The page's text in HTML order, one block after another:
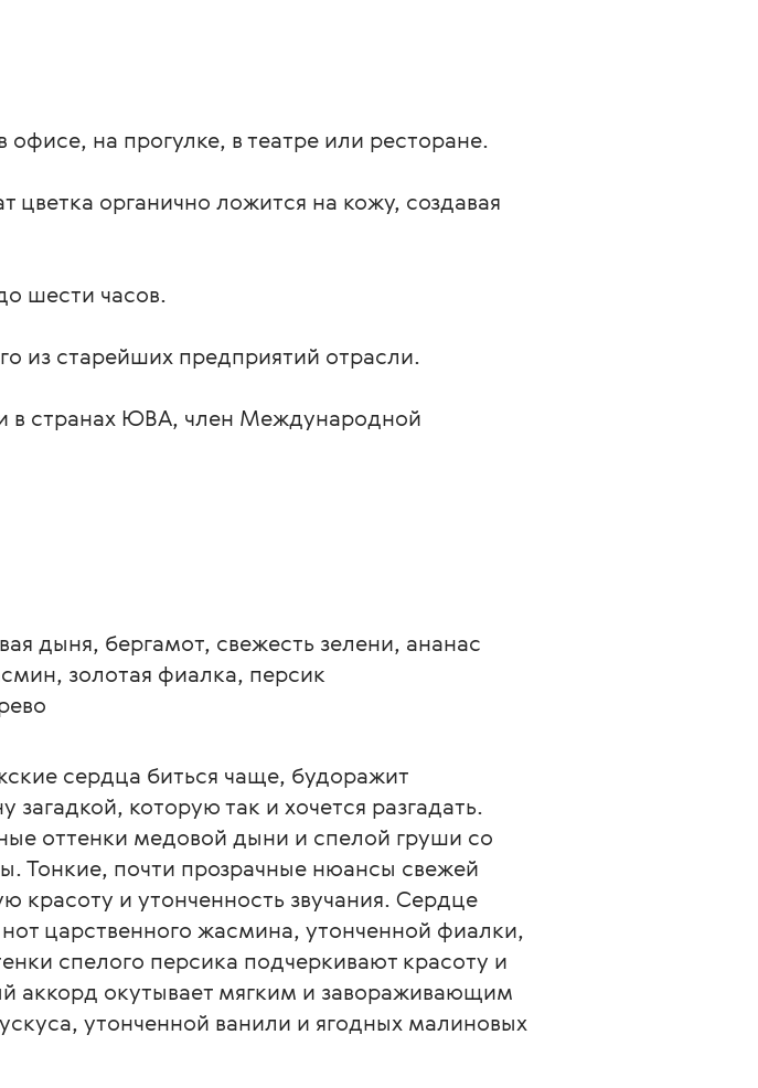
на прогулке, в театре или ресторане.
органично ложится на кожу, создавая
шести часов.
из старейших предприятий отрасли.
в странах ЮВА, член Международной
дыня, бергамот, свежесть зелени, ананас
золотая фиалка, персик
сердца биться чаще, будоражит
которую так и хочется разгадать.
оттенки медовой дыни и спелой груши со
Тонкие, почти прозрачные нюансы свежей
красоту и утонченность звучания. Сердце
царственного жасмина, утонченной фиалки,
спелого персика подчеркивают красоту и
аккорд окутывает мягким и завораживающим
утонченной ванили и ягодных малиновых